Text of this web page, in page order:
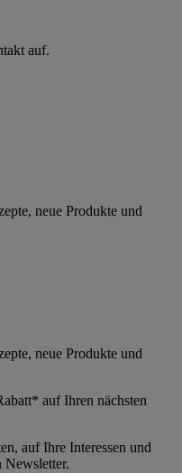
auf.
neue Produkte und
neue Produkte und
auf Ihren nächsten
auf Ihre Interessen und
Newsletter.